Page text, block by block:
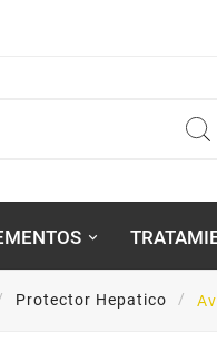
Protector Hepatico